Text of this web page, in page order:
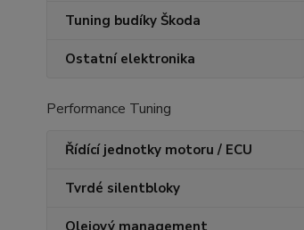
Tuning budíky Škoda
Ostatní elektronika
Performance Tuning
Řídící jednotky motoru / ECU
Tvrdé silentbloky
Olejový management